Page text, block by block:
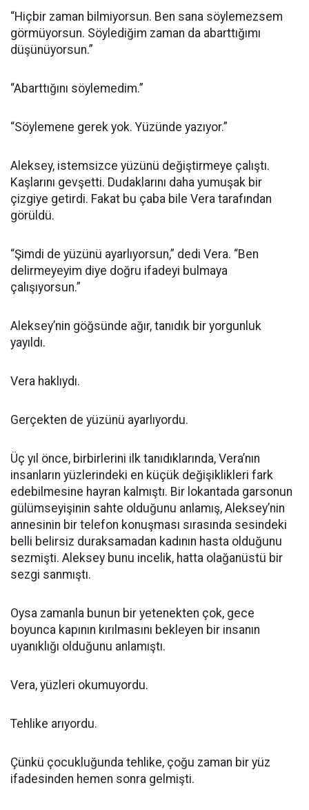
“Hiçbir zaman bilmiyorsun. Ben sana söylemezsem
görmüyorsun. Söylediğim zaman da abarttığımı
düşünüyorsun.”
“Abarttığını söylemedim.”
“Söylemene gerek yok. Yüzünde yazıyor.”
Aleksey, istemsizce yüzünü değiştirmeye çalıştı.
Kaşlarını gevşetti. Dudaklarını daha yumuşak bir
çizgiye getirdi. Fakat bu çaba bile Vera tarafından
görüldü.
“Şimdi de yüzünü ayarlıyorsun,” dedi Vera. “Ben
delirmeyeyim diye doğru ifadeyi bulmaya
çalışıyorsun.”
Aleksey’nin göğsünde ağır, tanıdık bir yorgunluk
yayıldı.
Vera haklıydı.
Gerçekten de yüzünü ayarlıyordu.
Üç yıl önce, birbirlerini ilk tanıdıklarında, Vera’nın
insanların yüzlerindeki en küçük değişiklikleri fark
edebilmesine hayran kalmıştı. Bir lokantada garsonun
gülümseyişinin sahte olduğunu anlamış, Aleksey’nin
annesinin bir telefon konuşması sırasında sesindeki
belli belirsiz duraksamadan kadının hasta olduğunu
sezmişti. Aleksey bunu incelik, hatta olağanüstü bir
sezgi sanmıştı.
Oysa zamanla bunun bir yetenekten çok, gece
boyunca kapının kırılmasını bekleyen bir insanın
uyanıklığı olduğunu anlamıştı.
Vera, yüzleri okumuyordu.
Tehlike arıyordu.
Çünkü çocukluğunda tehlike, çoğu zaman bir yüz
ifadesinden hemen sonra gelmişti.